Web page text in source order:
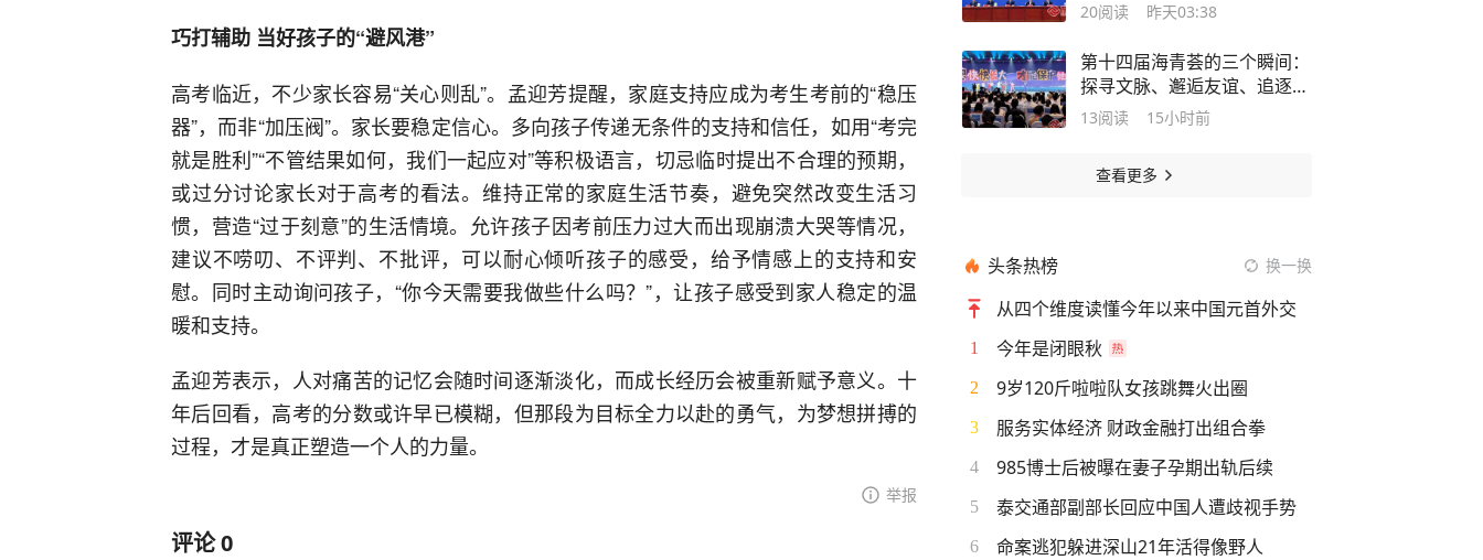
巧打辅助 当好孩子的“避风港”
高考临近，不少家长容易“关心则乱”。孟迎芳提醒，家庭支持应成为考生考前的“稳压
器”，而非“加压阀”。家长要稳定信心。多向孩子传递无条件的支持和信任，如用“考完
就是胜利”“不管结果如何，我们一起应对”等积极语言，切忌临时提出不合理的预期，
或过分讨论家长对于高考的看法。维持正常的家庭生活节奏，避免突然改变生活习
惯，营造“过于刻意”的生活情境。允许孩子因考前压力过大而出现崩溃大哭等情况，
建议不唠叨、不评判、不批评，可以耐心倾听孩子的感受，给予情感上的支持和安
慰。同时主动询问孩子，“你今天需要我做些什么吗？”，让孩子感受到家人稳定的温
暖和支持。
孟迎芳表示，人对痛苦的记忆会随时间逐渐淡化，而成长经历会被重新赋予意义。十
年后回看，高考的分数或许早已模糊，但那段为目标全力以赴的勇气，为梦想拼搏的
过程，才是真正塑造一个人的力量。
举报
评论0
20阅读 昨天03:38
第十四届海青荟的三个瞬间：
探寻文脉、邂逅友谊、追逐梦
想
13阅读 15小时前
查看更多
头条热榜 换一换
从四个维度读懂今年以来中国元首外交
1 今年是闭眼秋
2 9岁120斤啦啦队女孩跳舞火出圈
3 服务实体经济 财政金融打出组合拳
4 985博士后被曝在妻子孕期出轨后续
5 泰交通部副部长回应中国人遭歧视手势
6 命案逃犯躲进深山21年活得像野人